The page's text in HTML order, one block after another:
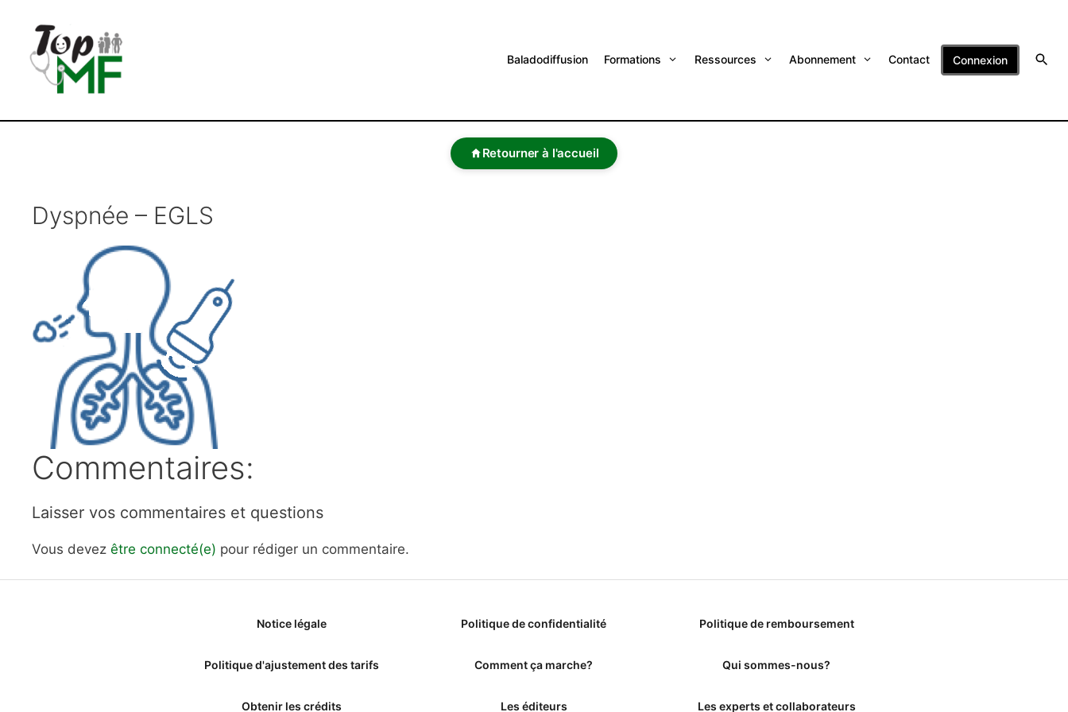
Baladodiffusion Formations Ressources Abonnement Contact Connexion
Retourner à l'accueil
Dyspnée – EGLS
Commentaires:
Laisser vos commentaires et questions
Vous devez être connecté(e) pour rédiger un commentaire.
Notice légale Politique de confidentialité Politique de remboursement
Politique d'ajustement des tarifs Comment ça marche? Qui sommes-nous?
Obtenir les crédits Les éditeurs Les experts et collaborateurs